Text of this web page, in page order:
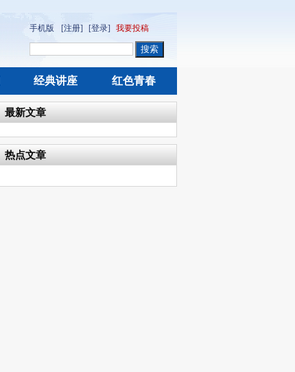
手机版 [注册] [登录] 我要投稿
经典讲座 红色青春
最新文章
热点文章